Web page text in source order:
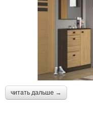
читать дальше →